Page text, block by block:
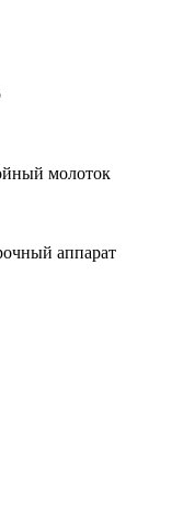
молоток
аппарат